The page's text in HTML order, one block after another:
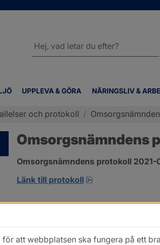
UPPLEVA & GÖRA NÄRINGSLIV &
webbplatsen
och protokoll /
Omsorgsnämndens
Omsorgsnämndens protokoll
Länk till protokoll
pdf, 303.4 kB,
att webbplatsen ska fungera på ett